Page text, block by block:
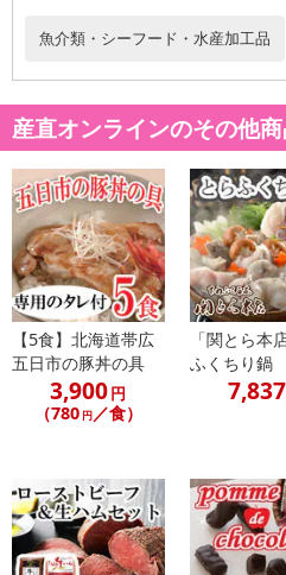
ベニザケ（アメリカ）、みそ（大豆
ラ（韓国）、みそ（大豆を含む）
塩）、砂糖結合水あめ、発酵調味料
ュージーランド）、みそ（大豆を含
め、食塩）、砂糖結合水あめ、発
殖：大分県）、みそ（大豆を含む
食塩）、砂糖結合水あめ、発酵調
（ドイツ）、みそ（大豆を含む）
塩）、砂糖結合水あめ、発酵調味料
・アレルギー表示：大豆、サケ
・注意事項：-18℃以下で保存お願い
注意事項
商品到着時点でのお日持ち期間は
のでご了承ください。
【キャンセルについて】
魚介類・シーフード・水産加工品
産直オンラインのその他
【5食】北海道帯広
五日市の豚丼の具
3,900円
（780 円／食）
「関とら本
ふくちり鍋
7,837